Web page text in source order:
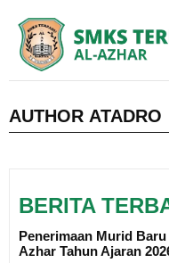
AUTHOR ATADRO
BERITA
Penerimaan Murid
Azhar Tahun Ajaran